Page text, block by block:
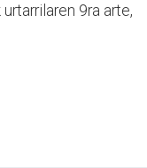
9ra arte,